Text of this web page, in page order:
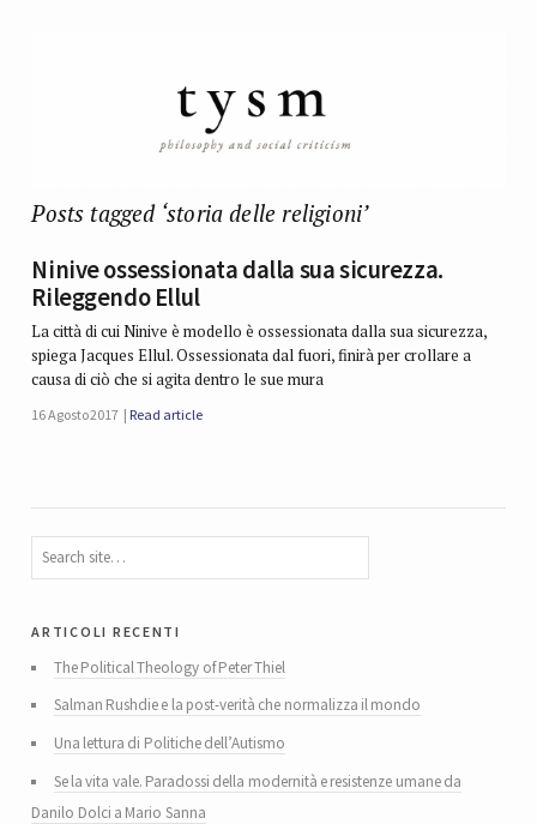
Posts tagged ‘storia delle religioni’
Ninive ossessionata dalla sua sicurezza.
Rileggendo Ellul
La città di cui Ninive è modello è ossessionata dalla sua sicurezza,
spiega Jacques Ellul. Ossessionata dal fuori, finirà per crollare a
causa di ciò che si agita dentro le sue mura
16 Agosto 2017 Read article
articoli recenti
The Political Theology of Peter Thiel
Salman Rushdie e la post-verità che normalizza il mondo
Una lettura di Politiche dell’Autismo
Se la vita vale. Paradossi della modernità e resistenze umane da
Danilo Dolci a Mario Sanna